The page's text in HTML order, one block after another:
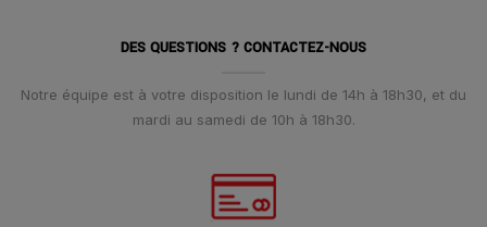
DES QUESTIONS ? CONTACTEZ-NOUS
Notre équipe est à votre disposition le lundi de 14h à 18h30, et du
mardi au samedi de 10h à 18h30.